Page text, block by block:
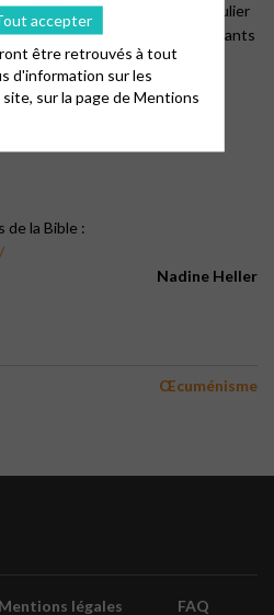
du mois, un rendez- vous régulier
rencontres réunissent protestants
ce vendredi 17 mars à 18h30 au
de la Bible :
Nadine Heller
Œcuménisme
Mentions légales FAQ
accepter
être retrouvés à tout
d'information sur les
sur la page deMentions